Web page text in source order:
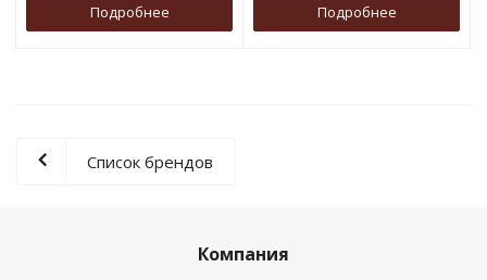
Подробнее Подробнее
Список брендов
Компания